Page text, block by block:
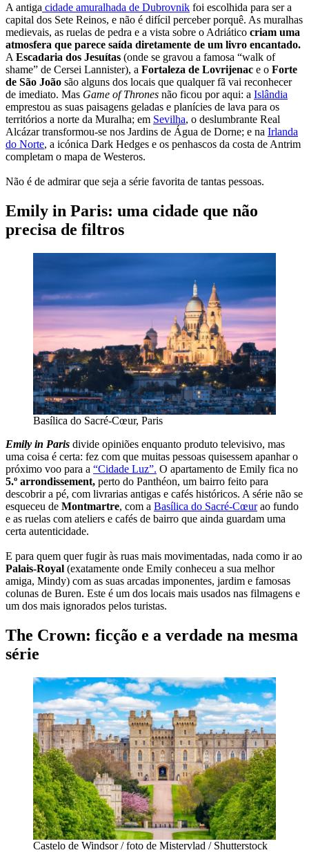
A antiga cidade amuralhada de Dubrovnik foi escolhida para ser a
capital dos Sete Reinos, e não é difícil perceber porquê. As muralhas
medievais, as ruelas de pedra e a vista sobre o Adriático criam uma
atmosfera que parece saída diretamente de um livro encantado.
A Escadaria dos Jesuítas (onde se gravou a famosa “walk of
shame” de Cersei Lannister), a Fortaleza de Lovrijenac e o Forte
de São João são alguns dos locais que qualquer fã vai reconhecer
de imediato. Mas Game of Thrones não ficou por aqui: a Islândia
emprestou as suas paisagens geladas e planícies de lava para os
territórios a norte da Muralha; em Sevilha, o deslumbrante Real
Alcázar transformou-se nos Jardins de Água de Dorne; e na Irlanda
do Norte, a icónica Dark Hedges e os penhascos da costa de Antrim
completam o mapa de Westeros.
Não é de admirar que seja a série favorita de tantas pessoas.
Emily in Paris: uma cidade que não
precisa de filtros
Basílica do Sacré-Cœur, Paris
Emily in Paris divide opiniões enquanto produto televisivo, mas
uma coisa é certa: fez com que muitas pessoas quisessem apanhar o
próximo voo para a “Cidade Luz”. O apartamento de Emily fica no
5.º arrondissement, perto do Panthéon, um bairro feito para
descobrir a pé, com livrarias antigas e cafés históricos. A série não se
esqueceu de Montmartre, com a Basílica do Sacré-Cœurao fundo
e as ruelas com ateliers e cafés de bairro que ainda guardam uma
certa autenticidade.
E para quem quer fugir às ruas mais movimentadas, nada como ir ao
Palais-Royal (exatamente onde Emily conheceu a sua melhor
amiga, Mindy) com as suas arcadas imponentes, jardim e famosas
colunas de Buren. Este é um dos locais mais usados nas filmagens e
um dos mais ignorados pelos turistas.
The Crown: ficção e a verdade na mesma
série
Castelo de Windsor / foto de Mistervlad / Shutterstock